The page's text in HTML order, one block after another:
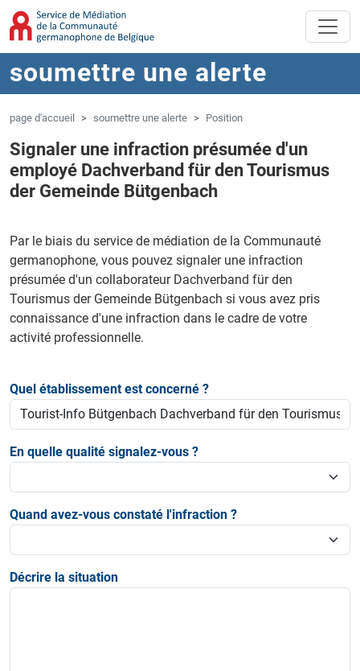
Aller au contenu principal
Sauter à la navigation
soumettre une alerte
page d'accueil soumettre une alerte Position
Signaler une infraction présumée d'un
employé Dachverband für den Tourismus
der Gemeinde Bütgenbach
Par le biais du service de médiation de la Communauté
germanophone, vous pouvez signaler une infraction
présumée d'un collaborateur Dachverband für den
Tourismus der Gemeinde Bütgenbach si vous avez pris
connaissance d'une infraction dans le cadre de votre
activité professionnelle.
Quel établissement est concerné ?
En quelle qualité signalez-vous ?
Quand avez-vous constaté l'infraction ?
Décrire la situation